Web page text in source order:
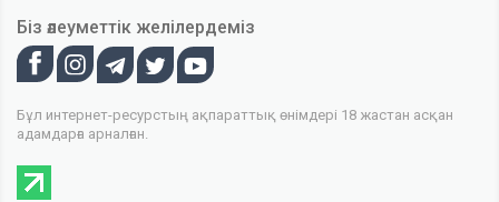
Біз әлеуметтік желілердеміз
Бұл интернет-ресурстың ақпараттық өнімдері 18 жастан асқан
адамдарға арналған.